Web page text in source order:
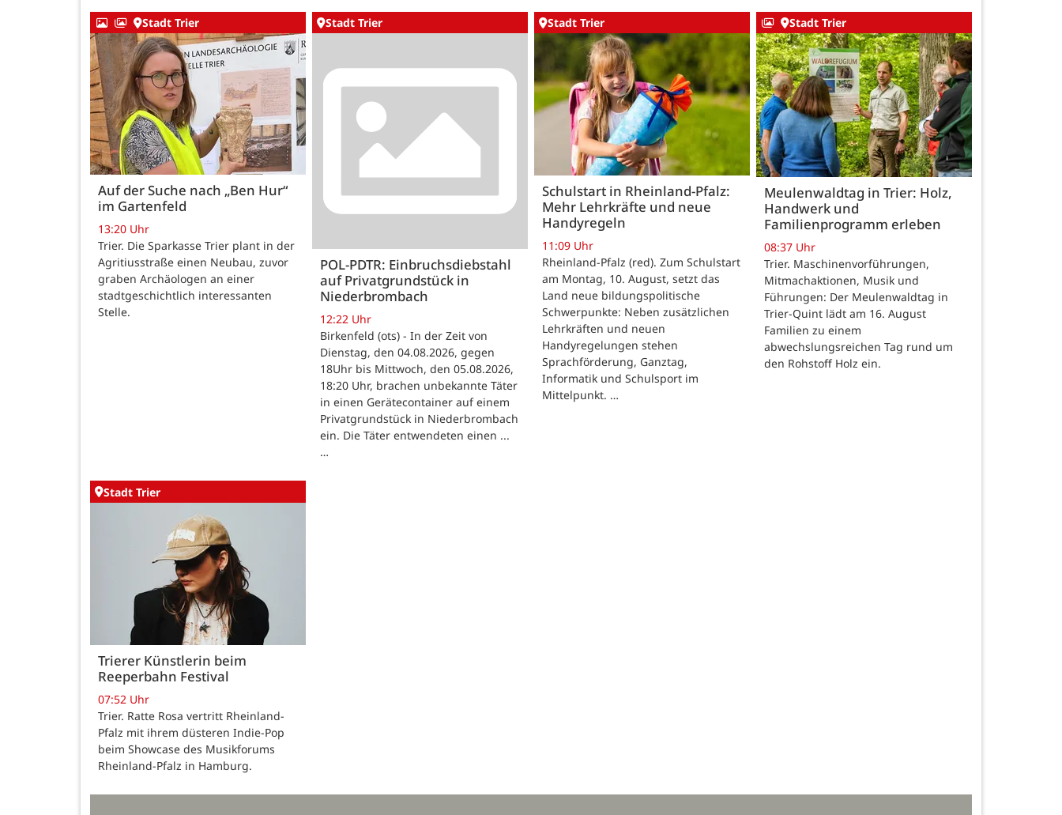
Stadt Trier
Auf der Suche nach „Ben Hur“
im Gartenfeld
13:20 Uhr
Trier. Die Sparkasse Trier plant in der
Agritiusstraße einen Neubau, zuvor
graben Archäologen an einer
stadtgeschichtlich interessanten
Stelle.
Stadt Trier
POL-PDTR: Einbruchsdiebstahl
auf Privatgrundstück in
Niederbrombach
12:22 Uhr
Birkenfeld (ots) - In der Zeit von
Dienstag, den 04.08.2026, gegen
18Uhr bis Mittwoch, den 05.08.2026,
18:20 Uhr, brachen unbekannte Täter
in einen Gerätecontainer auf einem
Privatgrundstück in Niederbrombach
ein. Die Täter entwendeten einen ...
…
Stadt Trier
Schulstart in Rheinland-Pfalz:
Mehr Lehrkräfte und neue
Handyregeln
11:09 Uhr
Rheinland-Pfalz (red). Zum Schulstart
am Montag, 10. August, setzt das
Land neue bildungspolitische
Schwerpunkte: Neben zusätzlichen
Lehrkräften und neuen
Handyregelungen stehen
Sprachförderung, Ganztag,
Informatik und Schulsport im
Mittelpunkt. …
Stadt Trier
Meulenwaldtag in Trier: Holz,
Handwerk und
Familienprogramm erleben
08:37 Uhr
Trier. Maschinenvorführungen,
Mitmachaktionen, Musik und
Führungen: Der Meulenwaldtag in
Trier-Quint lädt am 16. August
Familien zu einem
abwechslungsreichen Tag rund um
den Rohstoff Holz ein.
Stadt Trier
Trierer Künstlerin beim
Reeperbahn Festival
07:52 Uhr
Trier. Ratte Rosa vertritt Rheinland-
Pfalz mit ihrem düsteren Indie-Pop
beim Showcase des Musikforums
Rheinland-Pfalz in Hamburg.